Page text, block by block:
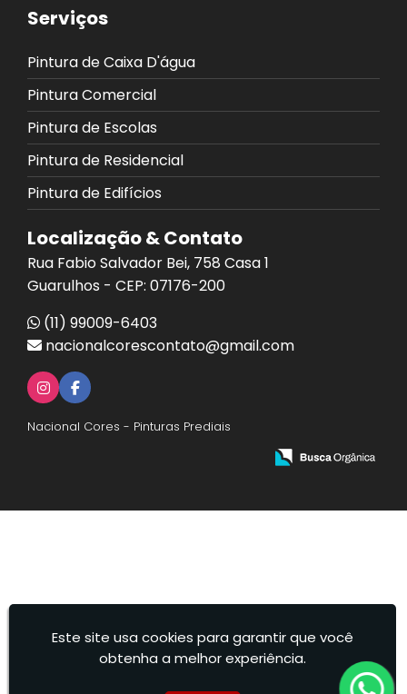
Serviços
Pintura de Caixa D'água
Pintura Comercial
Pintura de Escolas
Pintura de Residencial
Pintura de Edifícios
Localização & Contato
Rua Fabio Salvador Bei, 758 Casa 1
Guarulhos - CEP: 07176-200
(11) 99009-6403
nacionalcorescontato@gmail.com
Nacional Cores - Pinturas Prediais
Este site usa cookies para garantir que você
obtenha a melhor experiência.